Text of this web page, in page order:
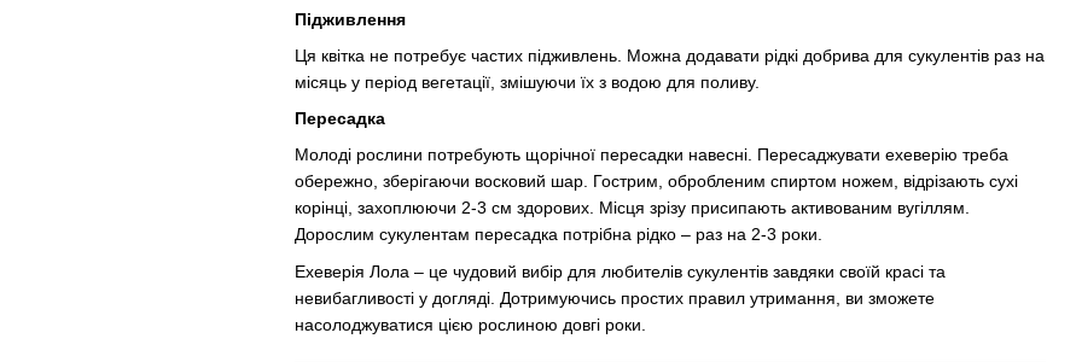
Підживлення
Ця квітка не потребує частих підживлень. Можна додавати рідкі добрива для сукулентів раз на
місяць у період вегетації, змішуючи їх з водою для поливу.
Пересадка
Молоді рослини потребують щорічної пересадки навесні. Пересаджувати ехеверію треба
обережно, зберігаючи восковий шар. Гострим, обробленим спиртом ножем, відрізають сухі
корінці, захоплюючи 2-3 см здорових. Місця зрізу присипають активованим вугіллям.
Дорослим сукулентам пересадка потрібна рідко – раз на 2-3 роки.
Ехеверія Лола – це чудовий вибір для любителів сукулентів завдяки своїй красі та
невибагливості у догляді. Дотримуючись простих правил утримання, ви зможете
насолоджуватися цією рослиною довгі роки.